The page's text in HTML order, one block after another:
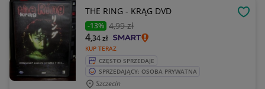
THE RING - KRĄG DVD
-13% 4,99 zł
KUP TERAZ
4,34zł
CZĘSTO SPRZEDAJE
SPRZEDAJĄCY: OSOBA PRYWATNA
Szczecin